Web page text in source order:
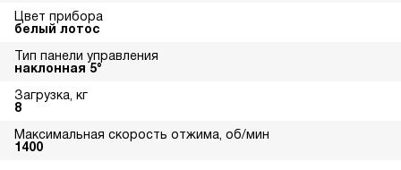
Цвет прибора
белый лотос
Тип панели управления
наклонная 5°
Загрузка, кг
8
Максимальная скорость отжима, об/мин
1400